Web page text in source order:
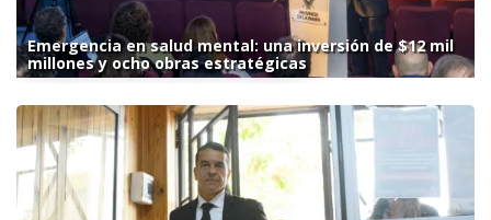
Emergencia en salud mental: una inversión de $12 mil
millones y ocho obras estratégicas